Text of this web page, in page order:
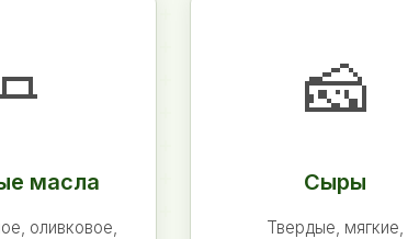
масла
оливковое,
🧀
Сыры
Твердые, мягкие,